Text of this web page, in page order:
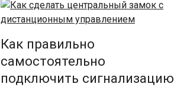
Как правильно
самостоятельно
подключить сигнализацию